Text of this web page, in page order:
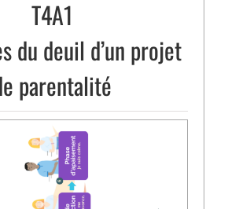
T4A1
du deuil d’un projet
parentalité